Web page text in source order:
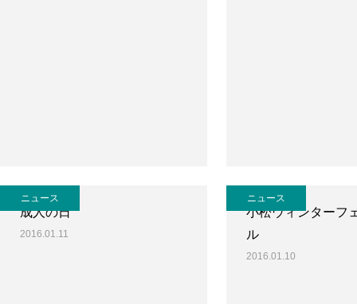
ニュース
成人の日
2016.01.11
ニュース
小松ウィンターフ
ル
2016.01.10